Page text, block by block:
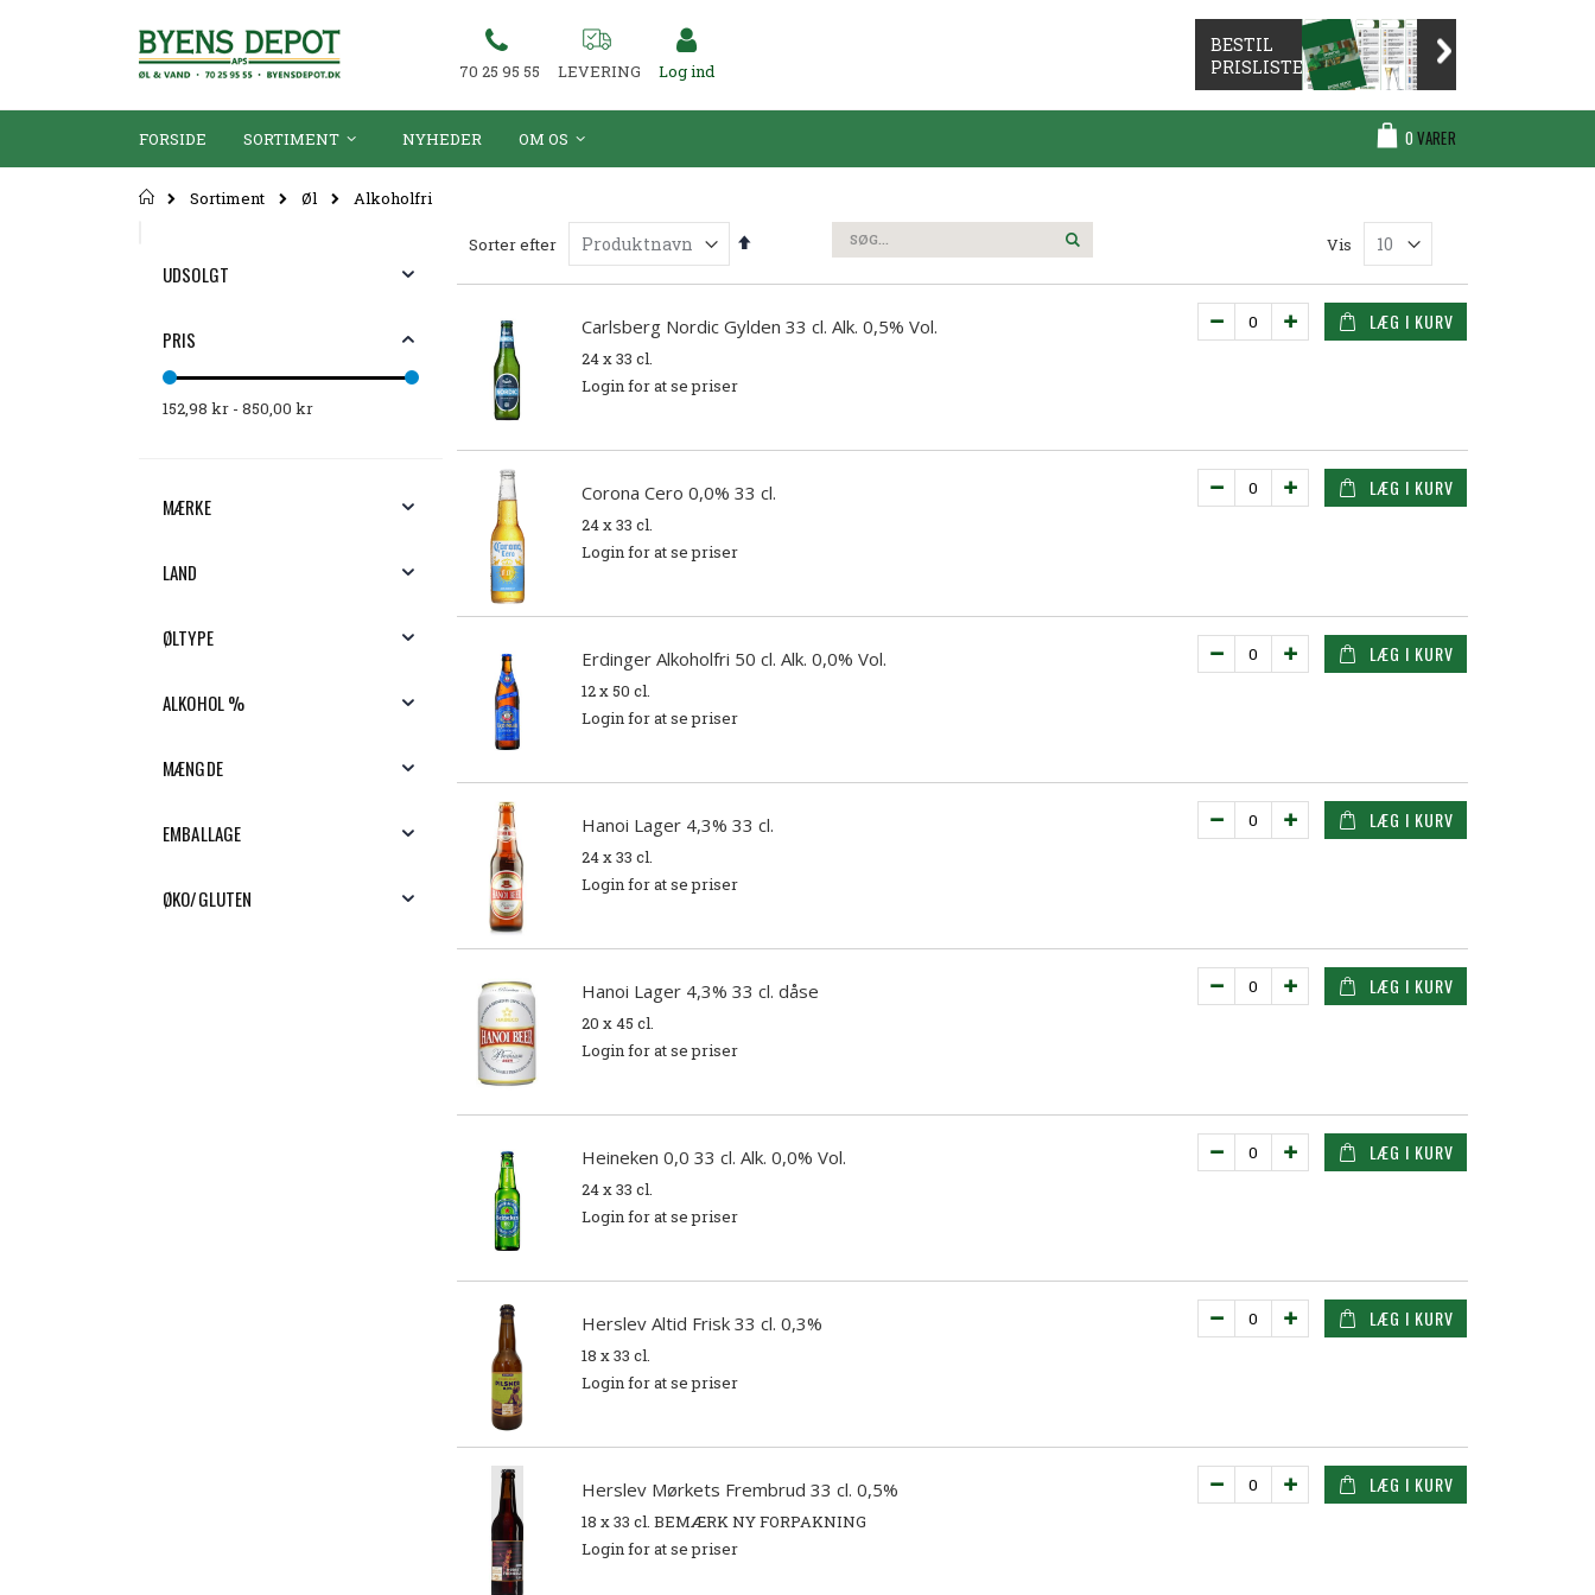
0 VARER
70 25 95 55 LEVERING Log ind
BESTIL
PRISLISTE
FORSIDE SORTIMENT NYHEDER OM OS
Forsiden
Sortiment Øl Alkoholfri
Sorter efter
Faldende
Søg
Vis
Carlsberg Nordic Gylden 33 cl. Alk. 0,5% Vol.
24 x 33 cl.
Login for at se priser
LÆG I KURV
Corona Cero 0,0% 33 cl.
24 x 33 cl.
Login for at se priser
LÆG I KURV
Erdinger Alkoholfri 50 cl. Alk. 0,0% Vol.
12 x 50 cl.
Login for at se priser
LÆG I KURV
Hanoi Lager 4,3% 33 cl.
24 x 33 cl.
Login for at se priser
LÆG I KURV
Hanoi Lager 4,3% 33 cl. dåse
20 x 45 cl.
Login for at se priser
LÆG I KURV
Heineken 0,0 33 cl. Alk. 0,0% Vol.
24 x 33 cl.
Login for at se priser
LÆG I KURV
Herslev Altid Frisk 33 cl. 0,3%
18 x 33 cl.
Login for at se priser
LÆG I KURV
Herslev Mørkets Frembrud 33 cl. 0,5%
18 x 33 cl. BEMÆRK NY FORPAKNING
Login for at se priser
LÆG I KURV
UDSOLGT
PRIS
152,98 kr - 850,00 kr
MÆRKE
LAND
ØLTYPE
ALKOHOL %
MÆNGDE
EMBALLAGE
ØKO/GLUTEN